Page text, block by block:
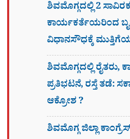
ಶಿವಮೊಗ್ಗದಲ್ಲಿ 2
ಕಾರ್ಯಕರ್ತೆಯರಿಂದ
ವಿಧಾನಸೌಧಕ್ಕೆ
ಶಿವಮೊಗ್ಗದಲ್ಲಿ ರೈತರು,
ಪ್ರತಿಭಟನೆ, ರಸ್ತೆ ತಡೆ:
ಆಕ್ರೋಶ ?
ಶಿವಮೊಗ್ಗ ಜಿಲ್ಲಾ